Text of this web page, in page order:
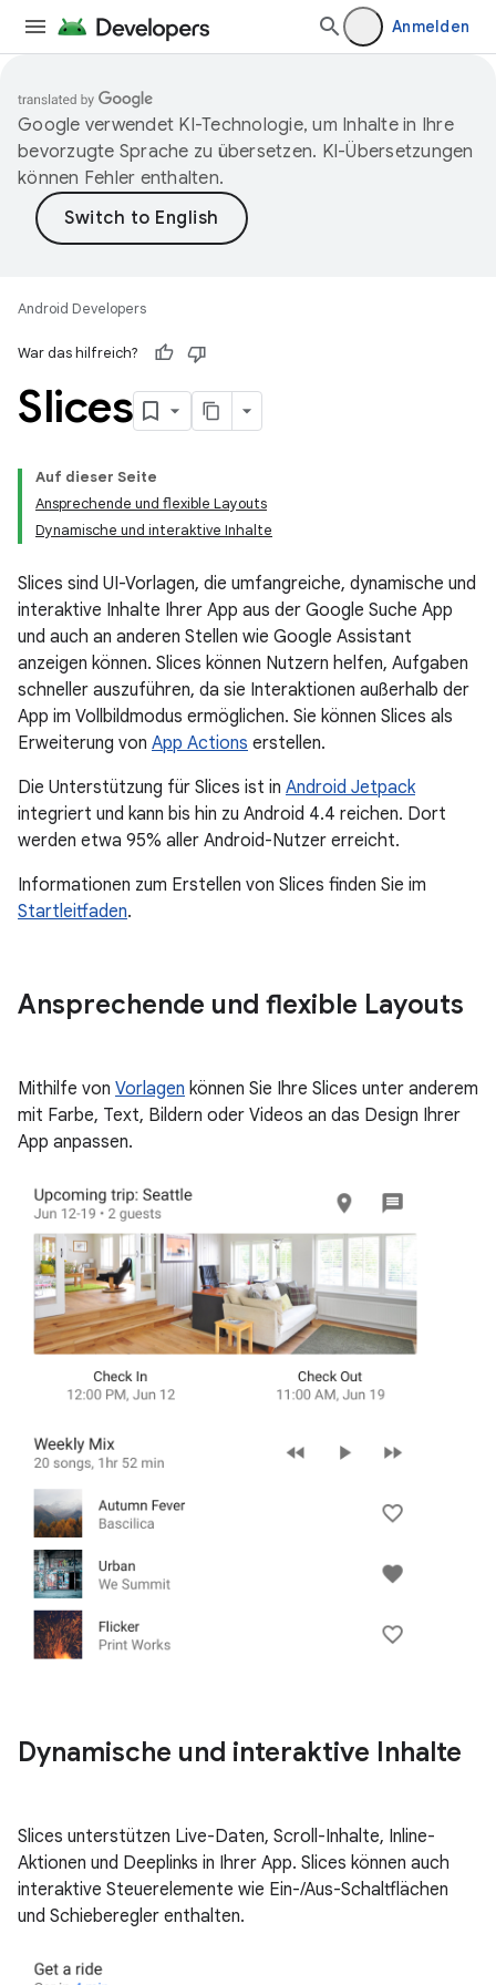
Anmelden
Google verwendet KI-Technologie, um Inhalte in Ihre
bevorzugte Sprache zu übersetzen. KI-Übersetzungen
können Fehler enthalten.
Android Developers
War das hilfreich?
Slices
Auf dieser Seite
Ansprechende und flexible Layouts
Dynamische und interaktive Inhalte
Slices sind UI-Vorlagen, die umfangreiche, dynamische und
interaktive Inhalte Ihrer App aus der Google Suche App
und auch an anderen Stellen wie Google Assistant
anzeigen können. Slices können Nutzern helfen, Aufgaben
schneller auszuführen, da sie Interaktionen außerhalb der
App im Vollbildmodus ermöglichen. Sie können Slices als
Erweiterung von App Actions erstellen.
Die Unterstützung für Slices ist in Android Jetpack
integriert und kann bis hin zu Android 4.4 reichen. Dort
werden etwa 95% aller Android-Nutzer erreicht.
Informationen zum Erstellen von Slices finden Sie im
Startleitfaden.
Ansprechende und flexible Layouts
Mithilfe von Vorlagen können Sie Ihre Slices unter anderem
mit Farbe, Text, Bildern oder Videos an das Design Ihrer
App anpassen.
Dynamische und interaktive Inhalte
Slices unterstützen Live-Daten, Scroll-Inhalte, Inline-
Aktionen und Deeplinks in Ihrer App. Slices können auch
interaktive Steuerelemente wie Ein-/Aus-Schaltflächen
und Schieberegler enthalten.